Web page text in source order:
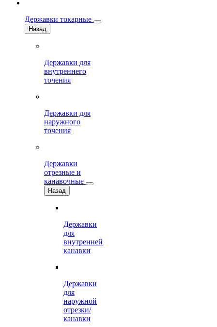
Державки токарные
Назад
Державки для
внутреннего
точения
Державки для
наружного
точения
Державки
отрезные и
канавочные
Назад
Державки
для
внутренней
канавки
Державки
для
наружной
отрезки/
канавки